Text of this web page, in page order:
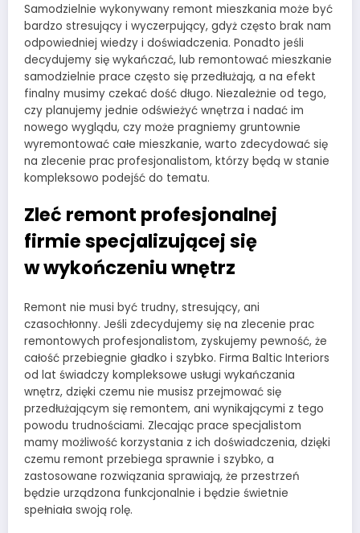
Samodzielnie wykonywany remont mieszkania może być
bardzo stresujący i wyczerpujący, gdyż często brak nam
odpowiedniej wiedzy i doświadczenia. Ponadto jeśli
decydujemy się wykańczać, lub remontować mieszkanie
samodzielnie prace często się przedłużają, a na efekt
finalny musimy czekać dość długo. Niezależnie od tego,
czy planujemy jednie odświeżyć wnętrza i nadać im
nowego wyglądu, czy może pragniemy gruntownie
wyremontować całe mieszkanie, warto zdecydować się
na zlecenie prac profesjonalistom, którzy będą w stanie
kompleksowo podejść do tematu.
Zleć remont profesjonalnej
firmie specjalizującej się
w wykończeniu wnętrz
Remont nie musi być trudny, stresujący, ani
czasochłonny. Jeśli zdecydujemy się na zlecenie prac
remontowych profesjonalistom, zyskujemy pewność, że
całość przebiegnie gładko i szybko. Firma Baltic Interiors
od lat świadczy kompleksowe usługi wykańczania
wnętrz, dzięki czemu nie musisz przejmować się
przedłużającym się remontem, ani wynikającymi z tego
powodu trudnościami. Zlecając prace specjalistom
mamy możliwość korzystania z ich doświadczenia, dzięki
czemu remont przebiega sprawnie i szybko, a
zastosowane rozwiązania sprawiają, że przestrzeń
będzie urządzona funkcjonalnie i będzie świetnie
spełniała swoją rolę.